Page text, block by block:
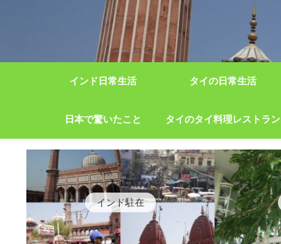
インド日常生活 タイの日常生活
日本で驚いたこと タイのタイ料理レストラン
インド駐在